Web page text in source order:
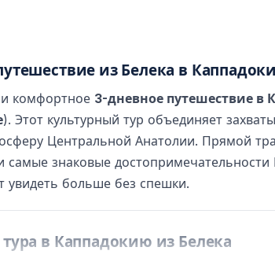
из Белека в
комфортное 3-дневное путешествие в
). Этот культурный тур объединяет
Центральной Анатолии. Прямой
знаковые
увидеть больше без спешки.
в Каппадокию из Белека